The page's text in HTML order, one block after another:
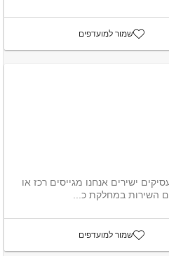
שמור למועדפים
ישירים אנחנו מגייסים רכז או
שמור למועדפים